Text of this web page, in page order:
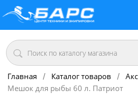
Главная / Каталог товаров /
Мешок для рыбы 60 л. Патриот